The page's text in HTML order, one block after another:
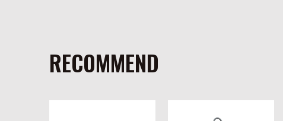
RECOMMEND